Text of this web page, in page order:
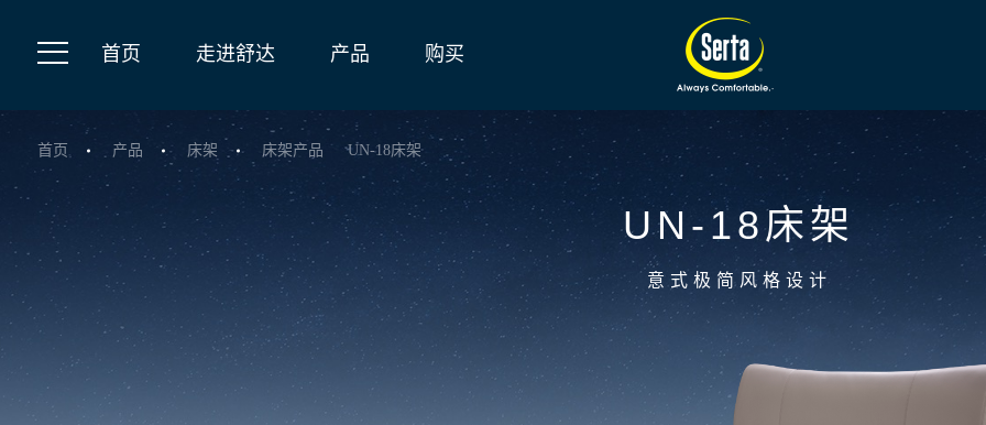
首页 走进舒达 产品 购买
首页 产品 床架 床架产品 UN-18床架
UN-18床架
意式极简风格设计